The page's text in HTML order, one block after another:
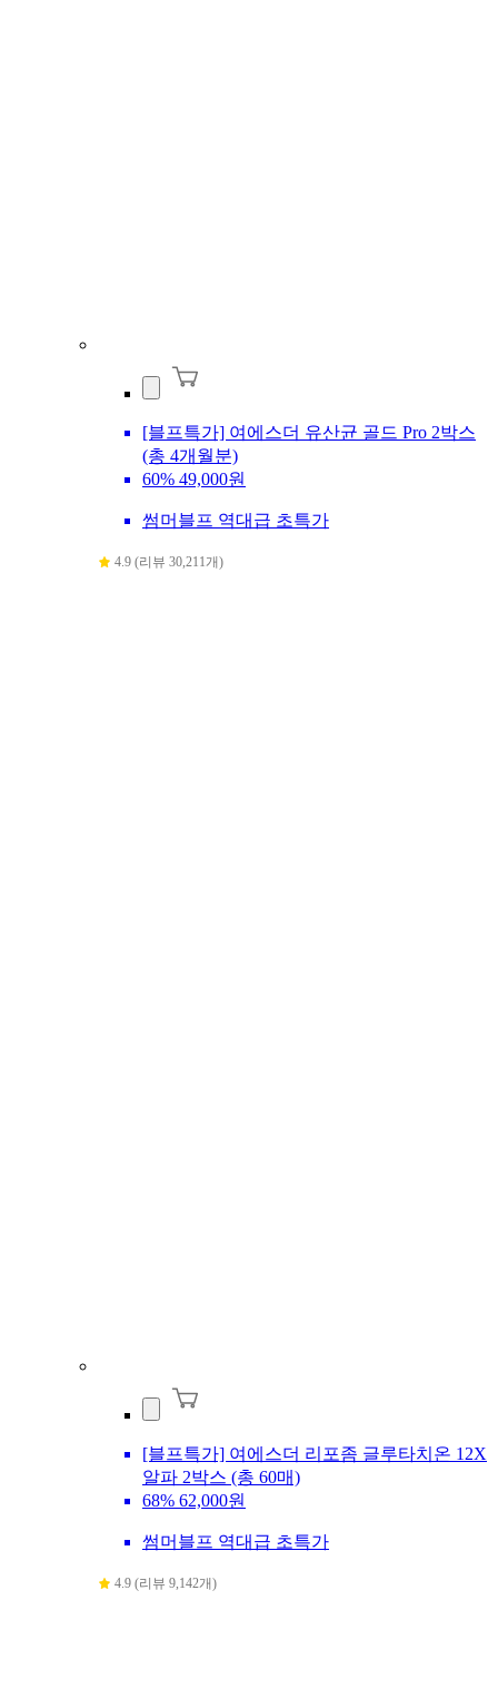
[블프특가] 여에스더 유산균 골드 Pro 2박스
(총 4개월분)
60% 49,000원
썸머블프 역대급 초특가
4.9 (리뷰 30,211개)
[블프특가] 여에스더 리포좀 글루타치온 12X
알파 2박스 (총 60매)
68% 62,000원
썸머블프 역대급 초특가
4.9 (리뷰 9,142개)